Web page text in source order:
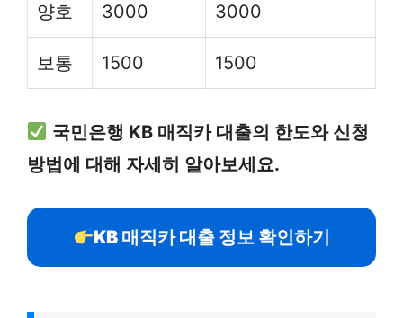
양호 3000 3000
보통 1500 1500
국민은행 KB 매직카 대출의 한도와 신청
방법에 대해 자세히 알아보세요.
KB 매직카 대출 정보 확인하기